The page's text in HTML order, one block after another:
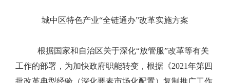
城中区特色产业“全链通办”改革实施方案
根据国家和自治区关于深化“放管服”改革等有关
工作的部署，为加快政府职能转变，根据《2021年第四
批改革典型经验（深化要素市场化配置）复制推广工作